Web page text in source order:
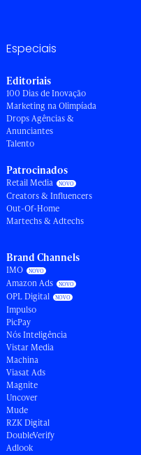
Especiais
Editoriais
100 Dias de Inovação
Marketing na Olimpíada
Drops Agências &
Anunciantes
Talento
Patrocinados
Retail Media
Creators & Influencers
Out-Of-Home
Martechs & Adtechs
Brand Channels
IMO
Amazon Ads
OPL Digital
Impulso
PicPay
Nós Inteligência
Vistar Media
Machina
Viasat Ads
Magnite
Uncover
Mude
RZK Digital
DoubleVerify
Adlook